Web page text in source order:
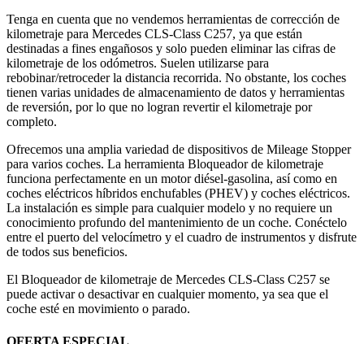
Tenga en cuenta que no vendemos herramientas de corrección de
kilometraje para Mercedes CLS-Class C257, ya que están
destinadas a fines engañosos y solo pueden eliminar las cifras de
kilometraje de los odómetros. Suelen utilizarse para
rebobinar/retroceder la distancia recorrida. No obstante, los coches
tienen varias unidades de almacenamiento de datos y herramientas
de reversión, por lo que no logran revertir el kilometraje por
completo.
Ofrecemos una amplia variedad de dispositivos de Mileage Stopper
para varios coches. La herramienta Bloqueador de kilometraje
funciona perfectamente en un motor diésel-gasolina, así como en
coches eléctricos híbridos enchufables (PHEV) y coches eléctricos.
La instalación es simple para cualquier modelo y no requiere un
conocimiento profundo del mantenimiento de un coche. Conéctelo
entre el puerto del velocímetro y el cuadro de instrumentos y disfrute
de todos sus beneficios.
El Bloqueador de kilometraje de Mercedes CLS-Class C257 se
puede activar o desactivar en cualquier momento, ya sea que el
coche esté en movimiento o parado.
OFERTA ESPECIAL